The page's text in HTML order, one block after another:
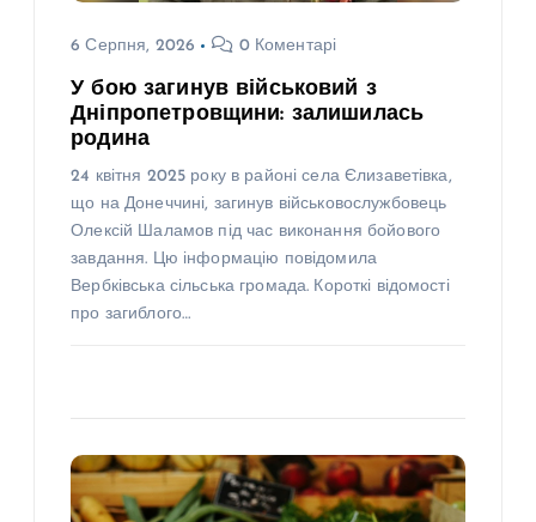
6 Серпня, 2026 0 Коментарі
У бою загинув військовий з
Дніпропетровщини: залишилась
родина
24 квітня 2025 року в районі села Єлизаветівка,
що на Донеччині, загинув військовослужбовець
Олексій Шаламов під час виконання бойового
завдання. Цю інформацію повідомила
Вербківська сільська громада. Короткі відомості
про загиблого…